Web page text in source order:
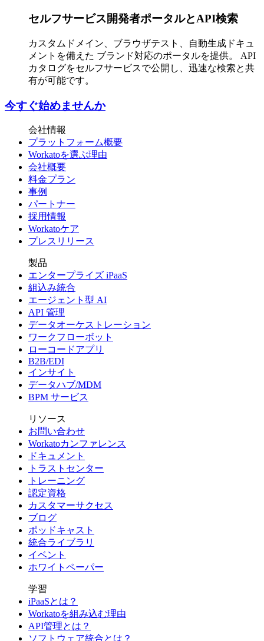
セルフサービス開発者ポータルとAPI検索
カスタムドメイン、ブラウザテスト、自動生成ドキュ
メントを備えた ブランド対応のポータルを提供。 API
カタログをセルフサービスで公開し、迅速な検索と共
有が可能です。
今すぐ始めませんか
会社情報
プラットフォーム概要
Workatoを選ぶ理由
会社概要
料金プラン
事例
パートナー
採用情報
Workatoケア
プレスリリース
製品
エンタープライズ iPaaS
組込み統合
エージェント型 AI
API 管理
データオーケストレーション
ワークフローボット
ローコードアプリ
B2B/EDI
インサイト
データハブ/MDM
BPM サービス
リソース
お問い合わせ
Workatoカンファレンス
ドキュメント
トラストセンター
トレーニング
認定資格
カスタマーサクセス
ブログ
ポッドキャスト
統合ライブラリ
イベント
ホワイトペーパー
学習
iPaaSとは？
Workatoを組み込む理由
API管理とは？
ソフトウェア統合とは？